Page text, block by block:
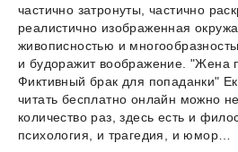
частично затронуты, частично
реалистично изображенная
живописностью и
и будоражит воображение. "Жена
Фиктивный брак для попаданки"
читать бесплатно онлайн можно
количество раз, здесь есть и
психология, и трагедия, и юмор…